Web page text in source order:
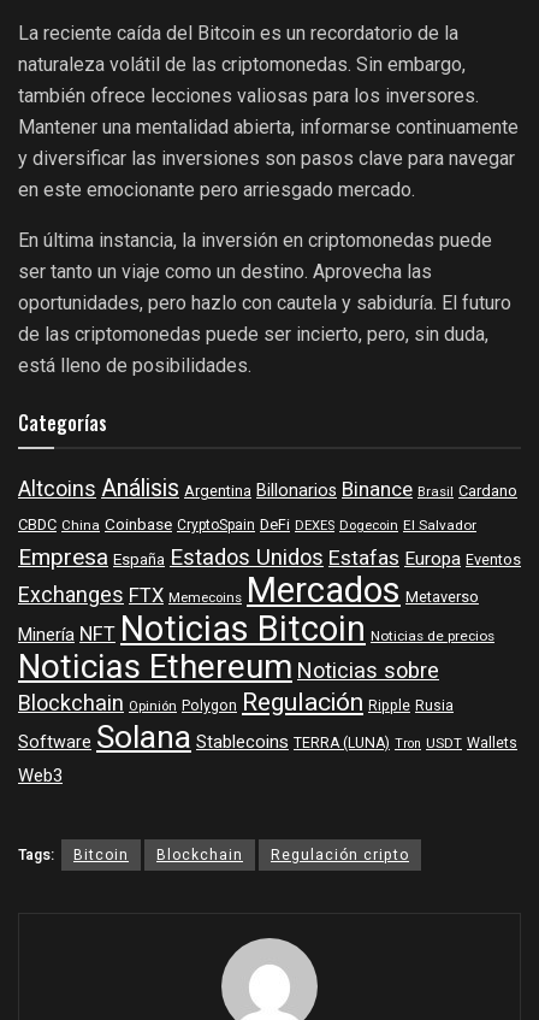
La reciente caída del Bitcoin es un recordatorio de la
naturaleza volátil de las criptomonedas. Sin embargo,
también ofrece lecciones valiosas para los inversores.
Mantener una mentalidad abierta, informarse continuamente
y diversificar las inversiones son pasos clave para navegar
en este emocionante pero arriesgado mercado.
En última instancia, la inversión en criptomonedas puede
ser tanto un viaje como un destino. Aprovecha las
oportunidades, pero hazlo con cautela y sabiduría. El futuro
de las criptomonedas puede ser incierto, pero, sin duda,
está lleno de posibilidades.
Categorías
Altcoins Análisis Argentina Billonarios Binance Brasil Cardano
CBDC China Coinbase CryptoSpain DeFi DEXES Dogecoin El Salvador
Empresa España Estados Unidos Estafas Europa Eventos
Exchanges FTX Memecoins Mercados Metaverso
Minería NFTNoticias Bitcoin Noticias de precios
Noticias EthereumNoticias sobre
Blockchain Opinión Polygon Regulación Ripple Rusia
Software Solana Stablecoins TERRA (LUNA) Tron USDT Wallets
Web3
Tags: Bitcoin Blockchain Regulación cripto